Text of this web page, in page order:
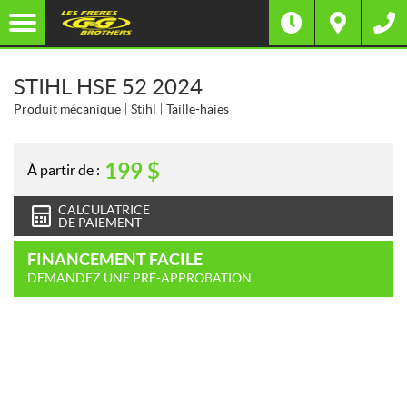
STIHL HSE 52 2024
Produit mécanique Stihl Taille-haies
À partir de : 199 $
CALCULATRICE
DE PAIEMENT
FINANCEMENT FACILE
DEMANDEZ UNE PRÉ-APPROBATION